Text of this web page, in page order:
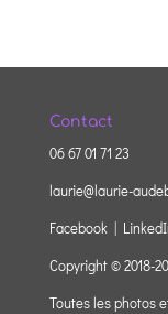
Contact
06 67 01 71 23
laurie@laurie-
Facebook |
Copyright © 2018-
Toutes les photos